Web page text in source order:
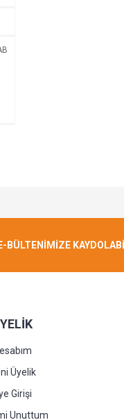
BÜLTENİMİZE
Üyelik
Girişi
Unuttum